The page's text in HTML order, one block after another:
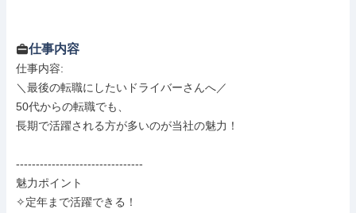
仕事内容
仕事内容:
＼最後の転職にしたいドライバーさんへ／
50代からの転職でも、
長期で活躍される方が多いのが当社の魅力！
--------------------------------
魅力ポイント
✧定年まで活躍できる！